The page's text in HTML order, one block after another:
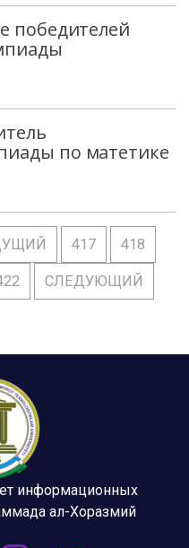
победителей
по матетике
417 418
СЛЕДУЮЩИЙ
информационных
ал-Хоразмий